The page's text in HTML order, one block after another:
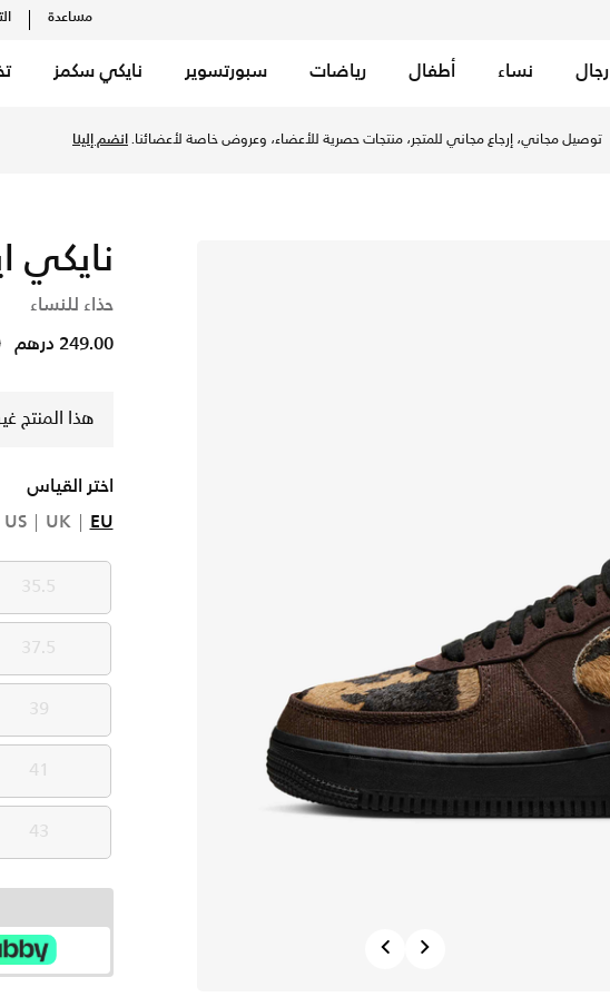
مساعدة
رجال نساء أطفال رياضات سبورتسوير نايكي سكمز
توصيل مجاني، إرجاع مجاني للمتجر، منتجات حصرية للأعضاء، وعروض خاصة لأعضائنا.انضم إلينا
Next
نايكي
حذاء للنساء
249.00 درهم
هذا المنتج
اختر القياس
EU
UK
US
35.5
35.5
37.5
37.5
39
39
41
41
43
43